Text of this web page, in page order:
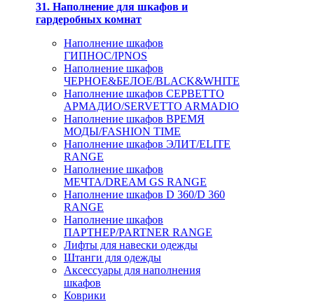
31. Наполнение для шкафов и
гардеробных комнат
Наполнение шкафов
ГИПНОС/IPNOS
Наполнение шкафов
ЧЕРНОЕ&БЕЛОЕ/BLACK&WHITE
Наполнение шкафов СЕРВЕТТО
АРМАДИО/SERVETTO ARMADIO
Наполнение шкафов ВРЕМЯ
МОДЫ/FASHION TIME
Наполнение шкафов ЭЛИТ/ELITE
RANGE
Наполнение шкафов
МЕЧТА/DREAM GS RANGE
Наполнение шкафов D 360/D 360
RANGE
Наполнение шкафов
ПАРТНЕР/PARTNER RANGE
Лифты для навески одежды
Штанги для одежды
Аксессуары для наполнения
шкафов
Коврики